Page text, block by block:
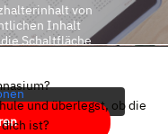
von
Inhalt
Schaltfläche
und überlegst, ob die
dich ist?